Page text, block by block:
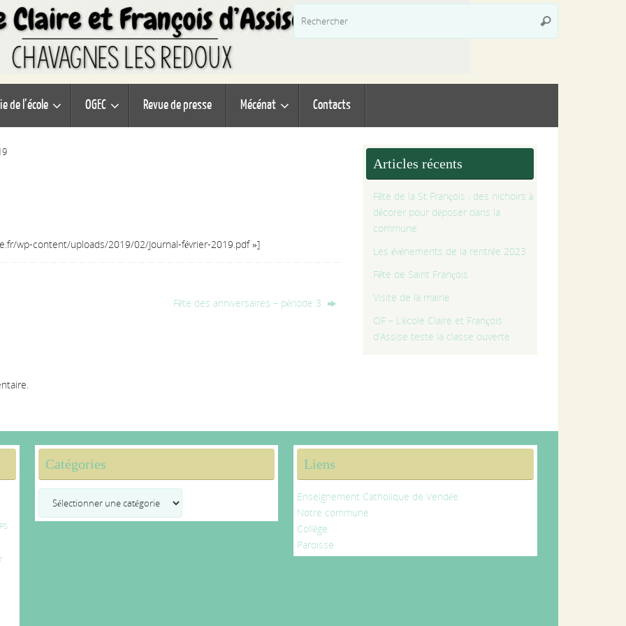
Rechercher
de l’école OGEC Revue de presse Mécénat Contacts
wp-content/uploads/2019/02/Journal-février-2019.pdf »]
Fête des anniversaires – période 3
Articles récents
Fête de la St François : des nichoirs à
décorer pour déposer dans la
commune
Les événements de la rentrée 2023
Fête de Saint François
Visite de la mairie
OF – L’école Claire et François
d’Assise teste la classe ouverte
Catégories Liens
Enseignement Catholique de Vendée
Notre commune
Collège
Paroisse